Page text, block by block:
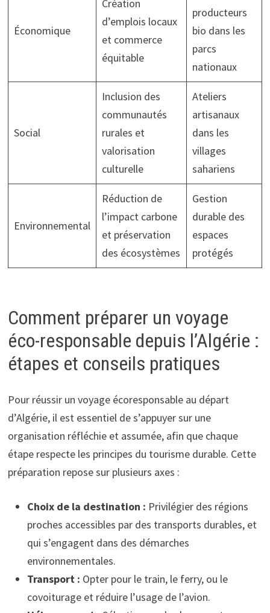
Économique
Création
d’emplois locaux
et commerce
équitable
producteurs
bio dans les
parcs
nationaux
Social
Inclusion des
communautés
rurales et
valorisation
culturelle
Ateliers
artisanaux
dans les
villages
sahariens
Environnemental
Réduction de
l’impact carbone
et préservation
des écosystèmes
Gestion
durable des
espaces
protégés
Comment préparer un voyage
éco-responsable depuis l’Algérie :
étapes et conseils pratiques
Pour réussir un voyage écoresponsable au départ
d’Algérie, il est essentiel de s’appuyer sur une
organisation réfléchie et assumée, afin que chaque
étape respecte les principes du tourisme durable. Cette
préparation repose sur plusieurs axes :
Choix de la destination : Privilégier des régions
proches accessibles par des transports durables, et
qui s’engagent dans des démarches
environnementales.
Transport : Opter pour le train, le ferry, ou le
covoiturage et réduire l’usage de l’avion.